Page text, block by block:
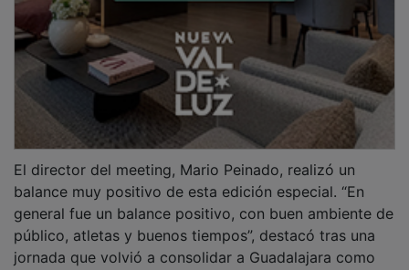
batió el récord nacional de Colombia en los 3.000
metros con un registro de 8:01.14.
Marín se impuso en los 3.000 por delante de
Abdurrahman Gediklioglu (8:03.62) y del atleta local
Jaime Migallón, del CA Unión Guadalajara, tercero con
una destacada marca de 8:07.73.
En los 100 metros masculinos, Franquelo Pérez se
llevó la victoria con un excelente tiempo de 10.33,
seguido de Óscar Izquierdo Valentín (10.62) y
Noureddine Hadid (10.69). Entre las mujeres destacó
Oluwapelumi Motunrayo Jegede Oginni, vencedora de